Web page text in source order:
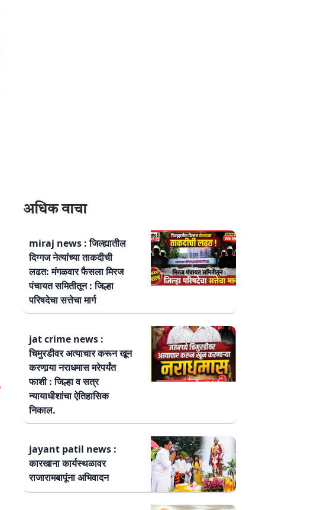
अधिक वाचा
miraj news : जिल्ह्यातील
दिग्गज नेत्यांच्या ताकदीची
लढत: मंगळवार फैसला मिरज
पंचायत समितीतून : जिल्हा
परिषदेचा सत्तेचा मार्ग
jat crime news :
चिमुरडीवर अत्याचार करून खून
करणार्‍या नराधमास मरेपर्यंत
फाशी : जिल्हा व सत्र
न्यायाधीशांचा ऐतिहासिक
निकाल.
jayant patil news :
कारखाना कार्यस्थळावर
राजारामबापूंना अभिवादन